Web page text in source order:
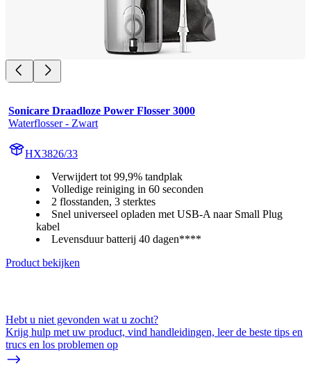
Sonicare Draadloze Power Flosser 3000
Waterflosser - Zwart
HX3826/33
Verwijdert tot 99,9% tandplak
Volledige reiniging in 60 seconden
2 flosstanden, 3 sterktes
Snel universeel opladen met USB-A naar Small Plug
kabel
Levensduur batterij 40 dagen****
Product bekijken
Hebt u niet gevonden wat u zocht?
Krijg hulp met uw product, vind handleidingen, leer de beste tips en
trucs en los problemen op